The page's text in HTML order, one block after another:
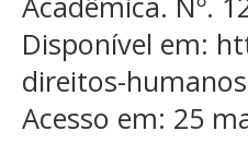
Disponível em:
direitos-
Acesso em: 25